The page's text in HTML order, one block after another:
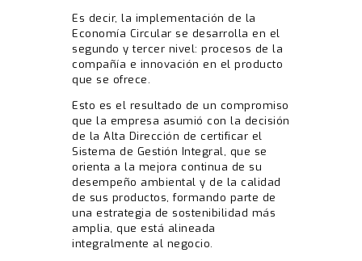
Es decir, la implementación de la
Economía Circular se desarrolla en el
segundo y tercer nivel: procesos de la
compañía e innovación en el producto
que se ofrece.
Esto es el resultado de un compromiso
que la empresa asumió con la decisión
de la Alta Dirección de certificar el
Sistema de Gestión Integral, que se
orienta a la mejora continua de su
desempeño ambiental y de la calidad
de sus productos, formando parte de
una estrategia de sostenibilidad más
amplia, que está alineada
integralmente al negocio.